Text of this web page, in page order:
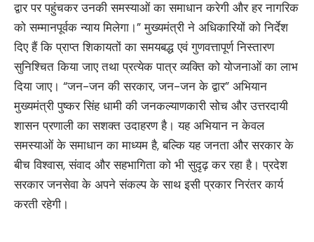
द्वार पर पहुंचकर उनकी समस्याओं का समाधान करेगी और हर नागरिक
को सम्मानपूर्वक न्याय मिलेगा।” मुख्यमंत्री ने अधिकारियों को निर्देश
दिए हैं कि प्राप्त शिकायतों का समयबद्ध एवं गुणवत्तापूर्ण निस्तारण
सुनिश्चित किया जाए तथा प्रत्येक पात्र व्यक्ति को योजनाओं का लाभ
दिया जाए। “जन-जन की सरकार, जन-जन के द्वार” अभियान
मुख्यमंत्री पुष्कर सिंह धामी की जनकल्याणकारी सोच और उत्तरदायी
शासन प्रणाली का सशक्त उदाहरण है। यह अभियान न केवल
समस्याओं के समाधान का माध्यम है, बल्कि यह जनता और सरकार के
बीच विश्वास, संवाद और सहभागिता को भी सुदृढ़ कर रहा है। प्रदेश
सरकार जनसेवा के अपने संकल्प के साथ इसी प्रकार निरंतर कार्य
करती रहेगी।